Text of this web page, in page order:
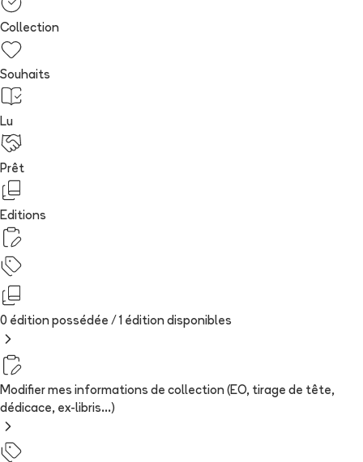
Collection
Souhaits
Lu
Prêt
Editions
0 édition possédée / 1 édition disponibles
Modifier mes informations de collection (EO, tirage de tête,
dédicace, ex-libris...)